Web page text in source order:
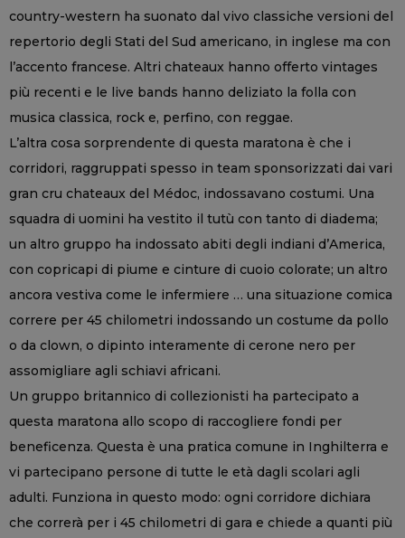
country-western ha suonato dal vivo classiche versioni del
repertorio degli Stati del Sud americano, in inglese ma con
l’accento francese. Altri chateaux hanno offerto vintages
più recenti e le live bands hanno deliziato la folla con
musica classica, rock e, perfino, con reggae.
L’altra cosa sorprendente di questa maratona è che i
corridori, raggruppati spesso in team sponsorizzati dai vari
gran cru chateaux del Médoc, indossavano costumi. Una
squadra di uomini ha vestito il tutù con tanto di diadema;
un altro gruppo ha indossato abiti degli indiani d’America,
con copricapi di piume e cinture di cuoio colorate; un altro
ancora vestiva come le infermiere … una situazione comica
correre per 45 chilometri indossando un costume da pollo
o da clown, o dipinto interamente di cerone nero per
assomigliare agli schiavi africani.
Un gruppo britannico di collezionisti ha partecipato a
questa maratona allo scopo di raccogliere fondi per
beneficenza. Questa è una pratica comune in Inghilterra e
vi partecipano persone di tutte le età dagli scolari agli
adulti. Funziona in questo modo: ogni corridore dichiara
che correrà per i 45 chilometri di gara e chiede a quanti più